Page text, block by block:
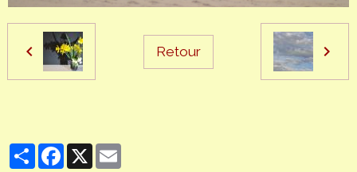
Retour
PartagerFacebook
X